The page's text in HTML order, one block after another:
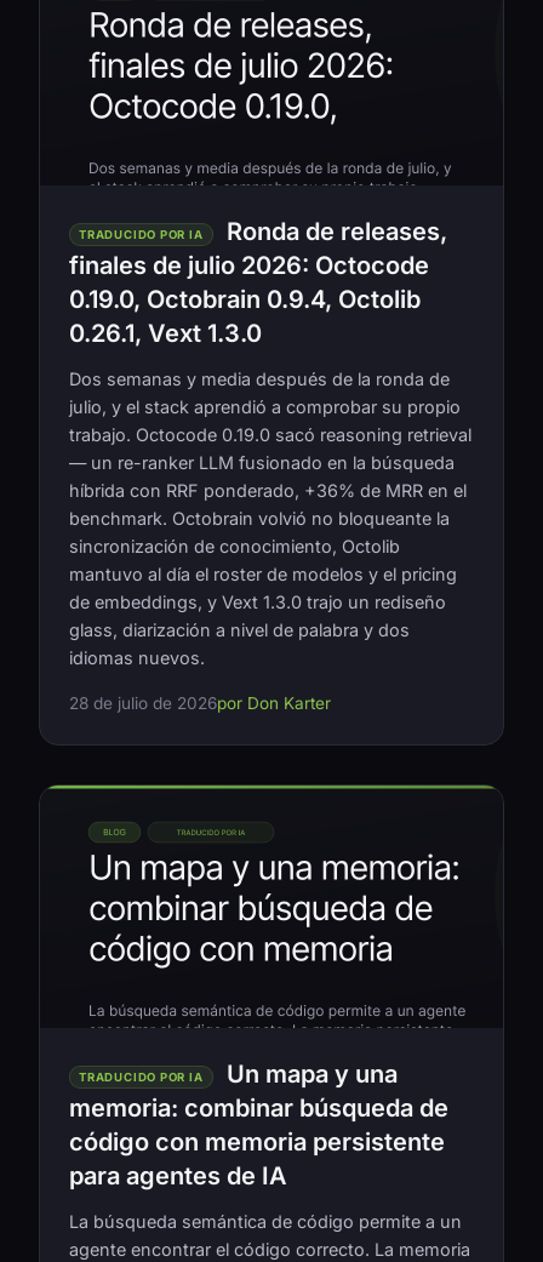
TRADUCIDO POR IA
Ronda de releases,
finales de julio 2026: Octocode
0.19.0, Octobrain 0.9.4, Octolib
0.26.1, Vext 1.3.0
Dos semanas y media después de la ronda de
julio, y el stack aprendió a comprobar su propio
trabajo. Octocode 0.19.0 sacó reasoning retrieval
— un re-ranker LLM fusionado en la búsqueda
híbrida con RRF ponderado, +36% de MRR en el
benchmark. Octobrain volvió no bloqueante la
sincronización de conocimiento, Octolib
mantuvo al día el roster de modelos y el pricing
de embeddings, y Vext 1.3.0 trajo un rediseño
glass, diarización a nivel de palabra y dos
idiomas nuevos.
28 de julio de 2026por Don Karter
TRADUCIDO POR IA
Un mapa y una
memoria: combinar búsqueda de
código con memoria persistente
para agentes de IA
La búsqueda semántica de código permite a un
agente encontrar el código correcto. La memoria